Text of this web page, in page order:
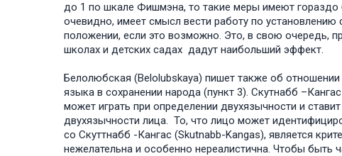
до 1 по шкале Фишмэна, то такие меры имеют гораздо
очевидно, имеет смысл вести работу по
положении, если это возможно. Это, в свою очередь,
школах и детских садах дадут наибольший эффект.
Белолюбская (Belolubskaya) пишет также об отношении
языка в сохранении народа (пункт 3). Скутнабб
может играть при определении двухязычности и
двухязычности лица. То, что лицо может
со Скуттнабб -Кангас (Skutnabb-Kangas), является
нежелательна и особенно нереалистична. Чтобы